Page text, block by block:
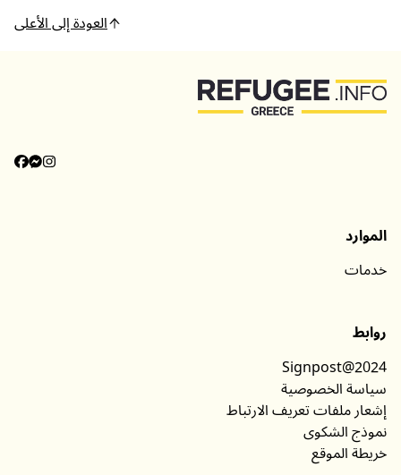
العودة إلى الأعلى
الموارد
خدمات
روابط
Signpost@2024
سياسة الخصوصية
إشعار ملفات تعريف الارتباط
نموذج الشكوى
خريطة الموقع